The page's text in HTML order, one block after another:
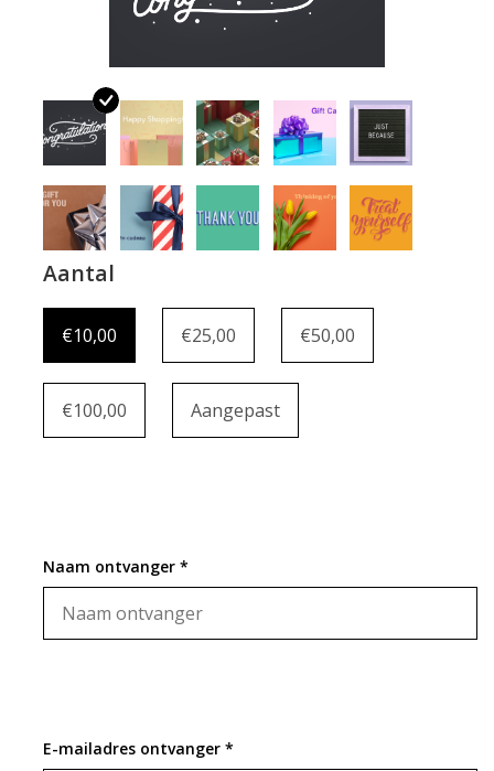
Merken
Cadeaukaarten
Aantal
€10,00 €25,00 €50,00
€100,00 Aangepast
Naam ontvanger *
E-mailadres ontvanger *